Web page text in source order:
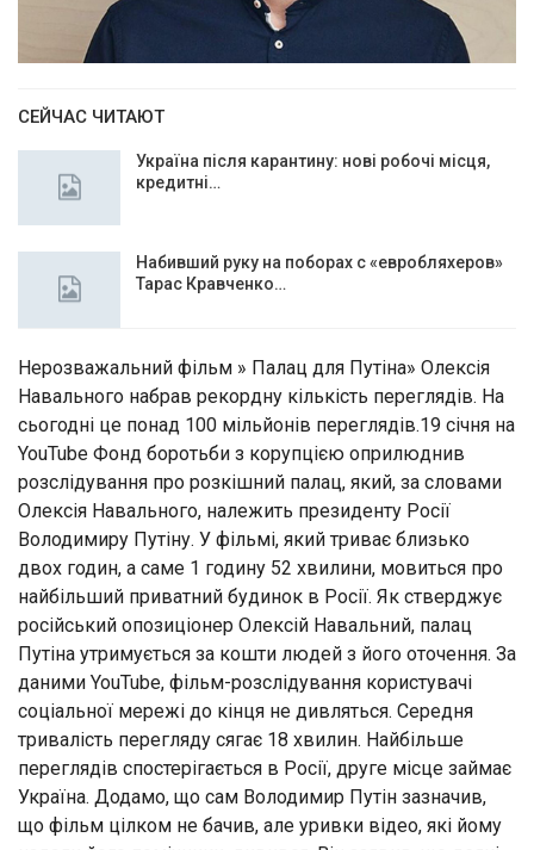
СЕЙЧАС ЧИТАЮТ
Україна після карантину: нові робочі місця,
кредитні…
Набивший руку на поборах с «евробляхеров»
Тарас Кравченко…
Нерозважальний фільм » Палац для Путіна» Олексія
Навального набрав рекордну кількість переглядів. На
сьогодні це понад 100 мільйонів переглядів.19 січня на
YouTube Фонд боротьби з корупцією оприлюднив
розслідування про розкішний палац, який, за словами
Олексія Навального, належить президенту Росії
Володимиру Путіну. У фільмі, який триває близько
двох годин, а саме 1 годину 52 хвилини, мовиться про
найбільший приватний будинок в Росії. Як стверджує
російський опозиціонер Олексій Навальний, палац
Путіна утримується за кошти людей з його оточення. За
даними YouTube, фільм-розслідування користувачі
соціальної мережі до кінця не дивляться. Середня
тривалість перегляду сягає 18 хвилин. Найбільше
переглядів спостерігається в Росії, друге місце займає
Україна. Додамо, що сам Володимир Путін зазначив,
що фільм цілком не бачив, але уривки відео, які йому